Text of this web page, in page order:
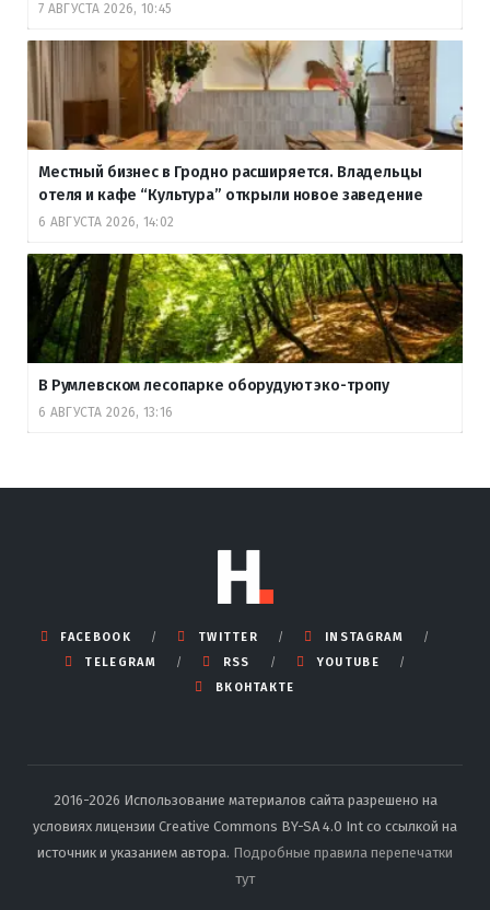
7 АВГУСТА 2026, 10:45
Местный бизнес в Гродно расширяется. Владельцы
отеля и кафе “Культура” открыли новое заведение
6 АВГУСТА 2026, 14:02
В Румлевском лесопарке оборудуют эко-тропу
6 АВГУСТА 2026, 13:16
FACEBOOK TWITTER
INSTAGRAM
TELEGRAM
RSS
YOUTUBE
ВКОНТАКТЕ
2016-2026 Использование материалов сайта разрешено на
условиях лицензии Creative Commons BY-SA 4.0 Int со ссылкой на
источник и указанием автора. Подробные правила перепечатки
тут